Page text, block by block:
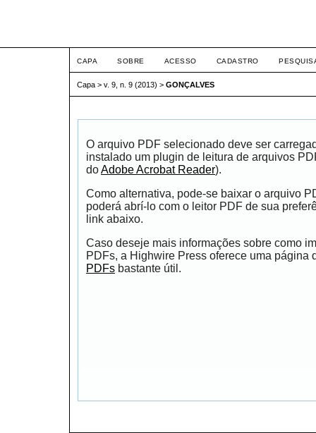
CAPA SOBRE ACESSO CADASTRO
Capa > v. 9, n. 9 (2013) > GONÇALVES
O arquivo PDF selecionado deve ser
instalado um plugin de leitura de arquivos
doAdobe Acrobat Reader).
Como alternativa, pode-se baixar o arquivo
poderá abrí-lo com o leitor PDF de sua
link abaixo.
Caso deseje mais informações sobre como
PDFs, a Highwire Press oferece uma página
PDFs bastante útil.